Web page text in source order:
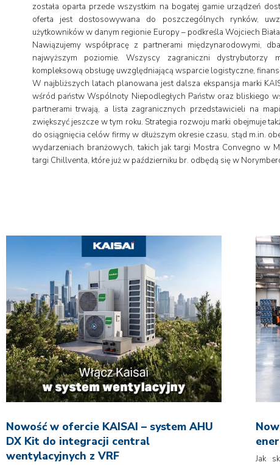
została oparta przede wszystkim na bogatej gamie urządzeń
oferta jest dostosowywana do poszczególnych rynków,
użytkowników w danym regionie Europy – podkreśla Wojciech
Nawiązujemy współpracę z partnerami międzynarodowymi,
najwyższym poziomie. Wszyscy zagraniczni
kompleksową obsługę uwzględniającą wsparcie logistyczne,
W najbliższych latach planowana jest dalsza ekspansja marki
wśród państw Wspólnoty Niepodległych Państw oraz bliskiego
partnerami trwają, a lista zagranicznych przedstawicieli na
zwiększyć jeszcze w tym roku. Strategia rozwoju marki obejmuje
do osiągnięcia celów firmy w dłuższym okresie czasu, stąd m.in.
wydarzeniach branżowych, takich jak targi Mostra Convegno w
targi Chillventa, które już w październiku br. odbędą się w
Nowość w ofercie KAISAI – system AHU
DX Kit do integracji central
wentylacyjnych z VRF
Jak